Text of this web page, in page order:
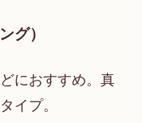
グ）
におすすめ。真
イプ。